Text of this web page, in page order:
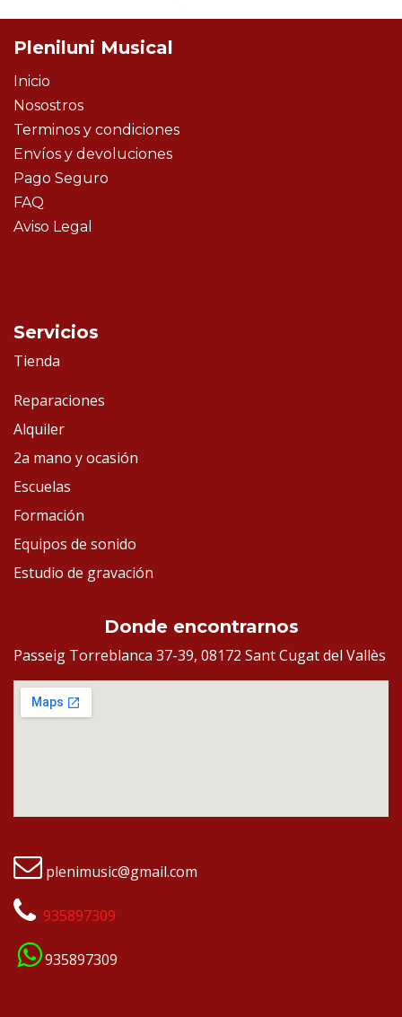
Pleniluni Musical
Inicio
Nosostros
Terminos y condiciones
Envíos y devoluciones
Pago Seguro
FAQ
Aviso Legal
Servicios
Tienda
Reparaciones
Alquiler
2a mano y ocasión
Escuelas
Formación
Equipos de sonido
Estudio de gravación
Donde encontrarnos
Passeig Torreblanca 37-39, 08172 Sant Cugat del Vallès
plenimusic@gmail.com
935897309
935897309